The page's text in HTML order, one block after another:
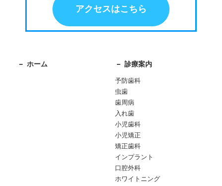
アクセスはこちら
ホーム 診療案内
予防歯科
虫歯
歯周病
入れ歯
小児歯科
小児矯正
矯正歯科
インプラント
口腔外科
ホワイトニング